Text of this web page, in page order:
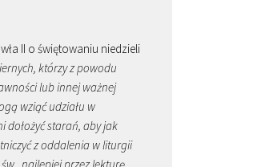
II o świętowaniu niedzieli
którzy z powodu
lub innej ważnej
wziąć udziału w
dołożyć starań, aby jak
z oddalenia w liturgii